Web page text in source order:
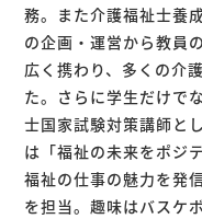
務。また介護福祉士養
の企画・運営から教員
広く携わり、多くの介
た。さらに学生だけで
士国家試験対策講師と
は「福祉の未来をポジ
福祉の仕事の魅力を発
を担当。趣味はバスケ